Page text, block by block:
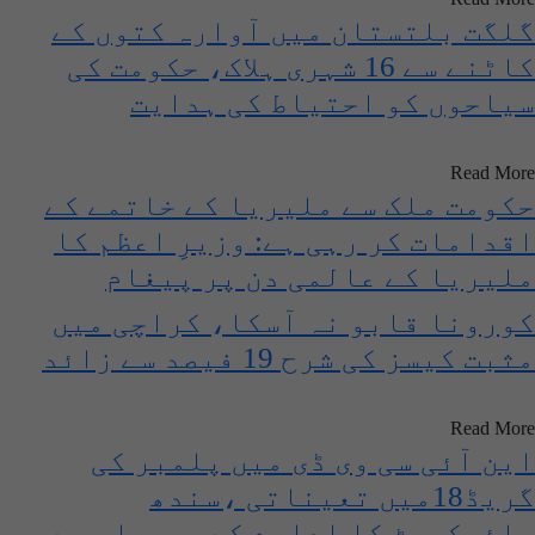
بلتستان میں آوارہ کتوں کے
کاٹنے سے 16 شہری ہلاک، حکومت کی
کو احتیاط کی ہدایت
Read
ملک سے ملیریا کے خاتمے کے
کر رہی ہے: وزیرِ اعظم کا
کے عالمی دن پر پیغام
قابو نہ آسکا، کراچی میں
کیسز کی شرح 19 فیصد سے زائد
Read
آئی سی وی ڈی میں پلمبر کی
گریڈ18میں تعیناتی ،سندھ